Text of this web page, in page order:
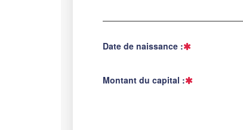
Date de naissance :
Montant du capital :